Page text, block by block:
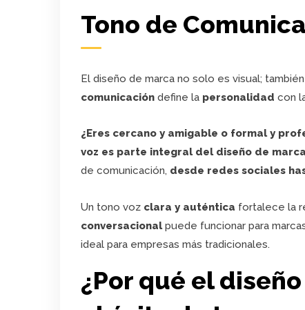
Tono de
El diseño de marca no solo es visual;
comunicación define la personalidad con
¿Eres cercano y amigable o formal y
voz es parte integral del diseño de marca
de comunicación, desde redes sociales
Un tono voz clara y auténtica fortalece la
conversacionalpuede funcionar para
ideal para empresas más tradicionales.
¿Por qué el